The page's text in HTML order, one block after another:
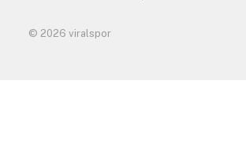
© 2026 viralspor